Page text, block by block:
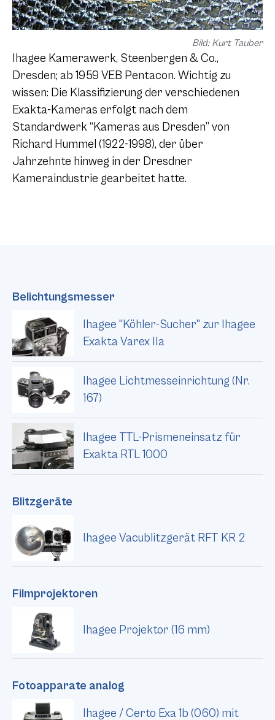
Bild: Kurt Tauber
Ihagee Kamerawerk, Steenbergen & Co.,
Dresden; ab 1959 VEB Pentacon. Wichtig zu
wissen: Die Klassifizierung der verschiedenen
Exakta-Kameras erfolgt nach dem
Standardwerk “Kameras aus Dresden” von
Richard Hummel (1922-1998), der über
Jahrzehnte hinweg in der Dresdner
Kameraindustrie gearbeitet hatte.
Belichtungsmesser
Ihagee "Köhler-Sucher" zur Ihagee
Exakta Varex IIa
Ihagee Lichtmesseinrichtung (Nr.
167)
Ihagee TTL-Prismeneinsatz für
Exakta RTL 1000
Blitzgeräte
Ihagee Vacublitzgerät RFT KR 2
Filmprojektoren
Ihagee Projektor (16 mm)
Fotoapparate analog
Ihagee / Certo Exa 1b (060) mit